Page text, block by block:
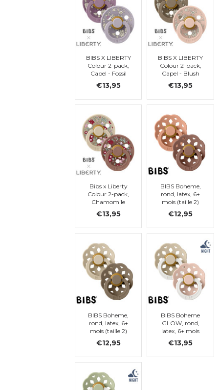
BIBS X LIBERTY
Colour 2-pack,
Capel - Fossil
t. 2
€13,95
BIBS X LIBERTY
Colour 2-pack,
Capel - Blush
€13,95
Bibs x Liberty
Colour 2-pack,
Chamomile
Lawn -
Woodchuck Mix,
€13,95
BIBS Boheme,
rond, latex, 6+
mois (taille 2)
€12,95
BIBS Boheme,
rond, latex, 6+
mois (taille 2)
€12,95
BIBS Boheme
GLOW, rond,
latex, 6+ mois
(taille 2)
€13,95